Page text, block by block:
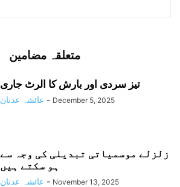
متعلقہ مضامین
تیز سردی اور بارش کا الرٹ جاری
عائشہ عدنان - December 5, 2025
زلزلے موسمیاتی تبدیلی کی وجہ سے
ہو سکتے ہیں
عائشہ عدنان - November 13, 2025